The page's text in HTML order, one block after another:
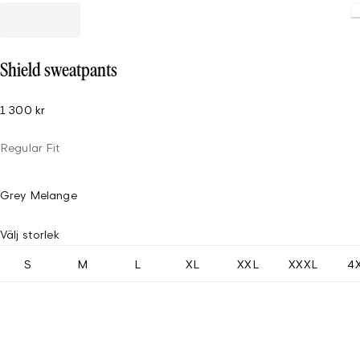
Shield sweatpants
1 300 kr
Regular Fit
Grey Melange
Välj storlek
S M L XL XXL XXXL